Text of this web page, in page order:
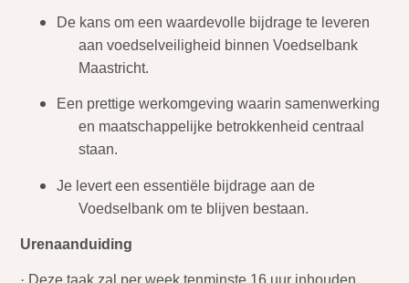
De kans om een waardevolle bijdrage te leveren
aan voedselveiligheid binnen Voedselbank
Maastricht.
Een prettige werkomgeving waarin samenwerking
en maatschappelijke betrokkenheid centraal
staan.
Je levert een essentiële bijdrage aan de
Voedselbank om te blijven bestaan.
Urenaanduiding